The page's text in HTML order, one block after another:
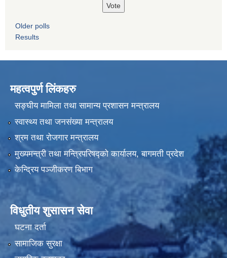
Older polls
Results
महत्वपुर्ण लिंकहरु
सङ्घीय मामिला तथा सामान्य प्रशासन मन्त्रालय
स्वास्थ्य तथा जनसंख्या मन्त्रालय
श्रम तथा रोजगार मन्त्रालय
मुख्यमन्त्री तथा मन्त्रिपरिषद्को कार्यालय, बागमती प्रदेश
केन्द्रिय पञ्जीकरण बिभाग
विधुतीय शुसासन सेवा
घटना दर्ता
सामाजिक सुरक्षा